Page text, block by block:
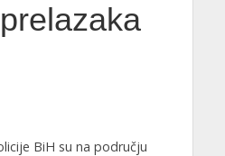
BiH su na području